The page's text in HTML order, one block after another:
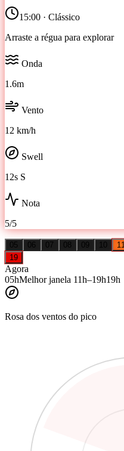
15:00 · Clássico
Arraste a régua para explorar
Onda
1.6m
Vento
12 km/h
Swell
12s S
Nota
5/5
05 06 07 08 09 10 11
19
Agora
05hMelhor janela 11h–19h19h
Rosa dos ventos do pico